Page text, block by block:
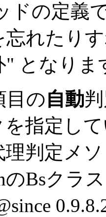
ドの定義
忘れたり
" となりま
目の自動
を指定し
判定メ
のBsクラ